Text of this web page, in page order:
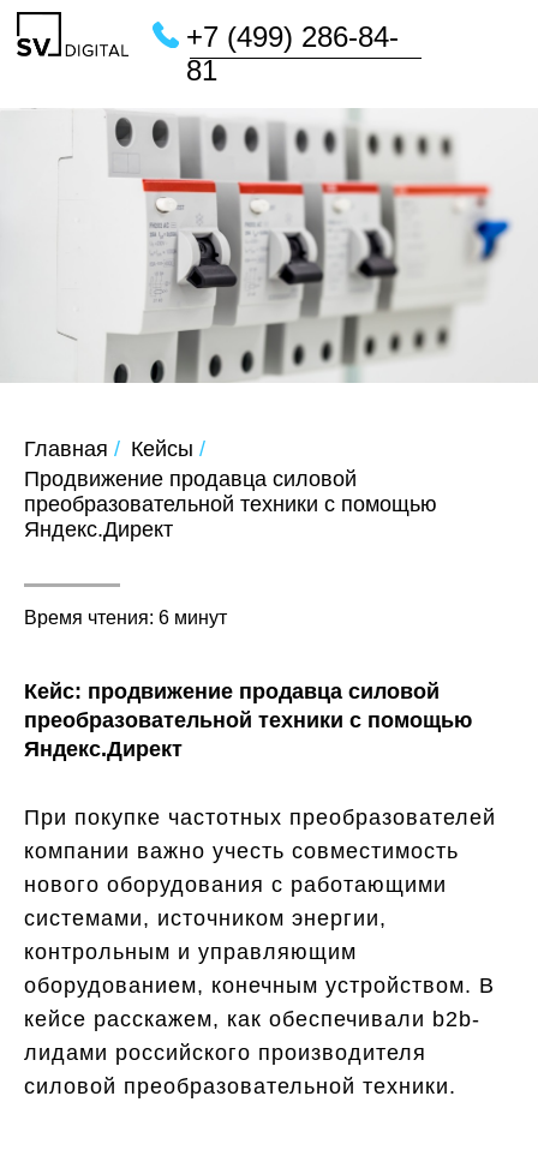
+7 (499) 286-84-
Главная / Кейсы /
Продвижение продавца силовой
преобразовательной техники с помощью
Яндекс.Директ
Время чтения: 6 минут
Кейс: продвижение продавца силовой
преобразовательной техники с помощью
Яндекс.Директ
При покупке частотных преобразователей
компании важно учесть совместимость
нового оборудования с работающими
системами, источником энергии,
контрольным и управляющим
оборудованием, конечным устройством. В
кейсе расскажем, как обеспечивали b2b-
лидами российского производителя
силовой преобразовательной техники.